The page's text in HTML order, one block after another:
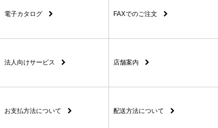
電子カタログ FAXでのご注文
法人向けサービス 店舗案内
お支払方法について 配送方法について